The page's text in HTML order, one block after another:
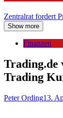
Zentralrat fordert
Show more
Finanzen
Trading.de
Trading
Peter Ording13.